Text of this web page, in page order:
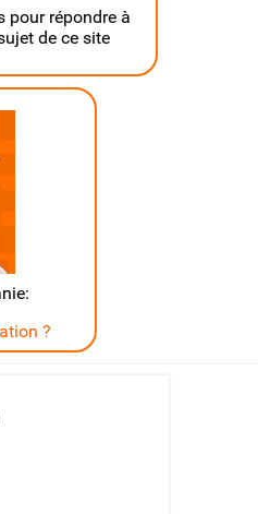
pour répondre à
de ce site
?